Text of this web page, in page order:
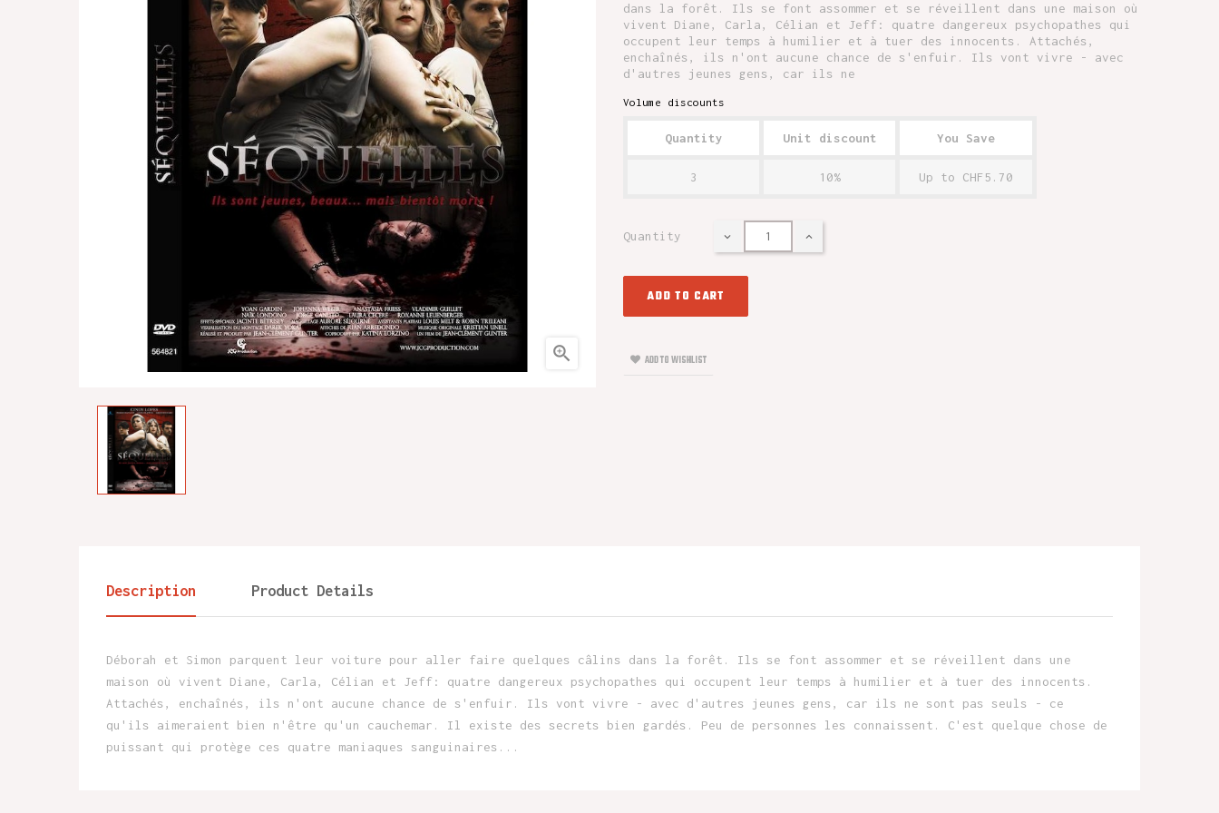

dans la forêt. Ils se font assommer et se réveillent dans une maison où
vivent Diane, Carla, Célian et Jeff: quatre dangereux psychopathes qui
occupent leur temps à humilier et à tuer des innocents. Attachés,
enchaînés, ils n'ont aucune chance de s'enfuir. Ils vont vivre - avec
d'autres jeunes gens, car ils ne
Volume discounts
Quantity Unit discount You Save
3 10% Up to CHF5.70
Quantity
ADD TO CART
ADD TO WISHLIST
Description Product Details
Déborah et Simon parquent leur voiture pour aller faire quelques câlins dans la forêt. Ils se font assommer et se réveillent dans une
maison où vivent Diane, Carla, Célian et Jeff: quatre dangereux psychopathes qui occupent leur temps à humilier et à tuer des innocents.
Attachés, enchaînés, ils n'ont aucune chance de s'enfuir. Ils vont vivre - avec d'autres jeunes gens, car ils ne sont pas seuls - ce
qu'ils aimeraient bien n'être qu'un cauchemar. Il existe des secrets bien gardés. Peu de personnes les connaissent. C'est quelque chose de
puissant qui protège ces quatre maniaques sanguinaires...